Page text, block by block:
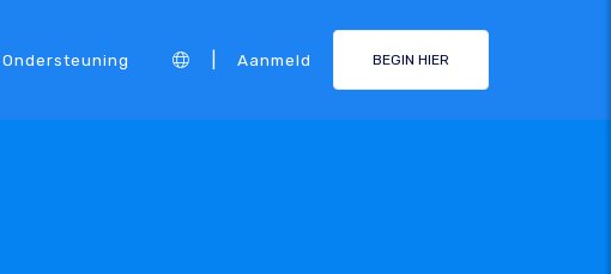
Ondersteuning Aanmeld BEGIN HIER